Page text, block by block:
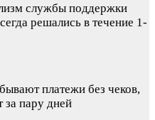
службы поддержки
решались в течение 1-
платежи без чеков,
за пару дней